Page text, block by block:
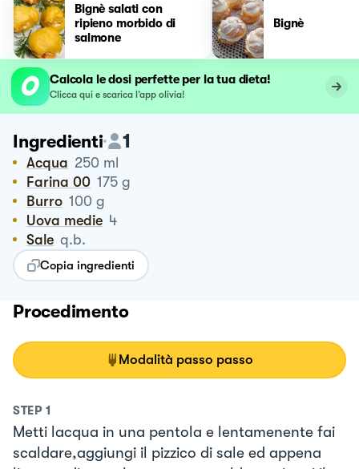
Bignè salati con
ripieno morbido di
salmone
Bignè
Calcola le dosi perfette per la tua dieta!
Clicca qui e scarica l’app olivia!
Ingredienti 1
Acqua 250 ml
Farina 00 175 g
Burro 100 g
Uova medie 4
Sale q.b.
Copia ingredienti
Procedimento
Modalità passo passo
STEP 1
Metti lacqua in una pentola e lentamenente fai
scaldare,aggiungi il pizzico di sale ed appena